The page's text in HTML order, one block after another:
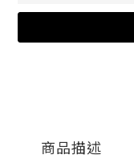
商品描述